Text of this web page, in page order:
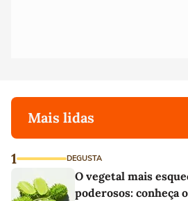
Mais lidas
1 DEGUSTA
O vegetal mais
poderosos: conheça